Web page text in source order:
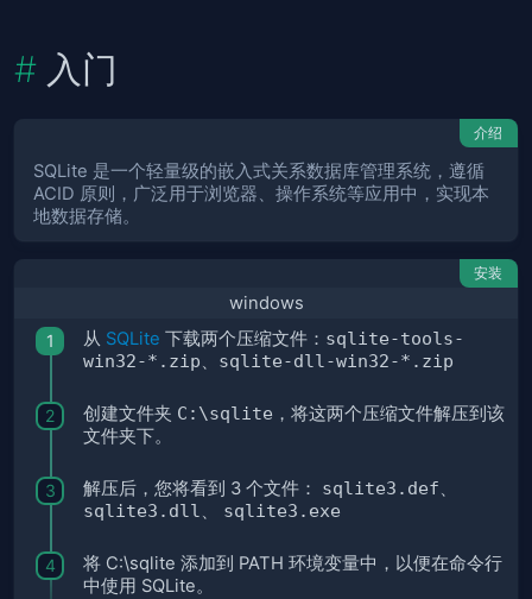
入门
介绍
SQLite 是一个轻量级的嵌入式关系数据库管理系统，遵循
ACID 原则，广泛用于浏览器、操作系统等应用中，实现本
地数据存储。
安装
windows
从 SQLite 下载两个压缩文件： sqlite-tools-
win32-*.zip、 sqlite-dll-win32-*.zip
创建文件夹 C:\sqlite ，将这两个压缩文件解压到该
文件夹下。
解压后，您将看到 3 个文件： sqlite3.def、
sqlite3.dll 、 sqlite3.exe
将 C:\sqlite 添加到 PATH 环境变量中，以便在命令行
中使用 SQLite。